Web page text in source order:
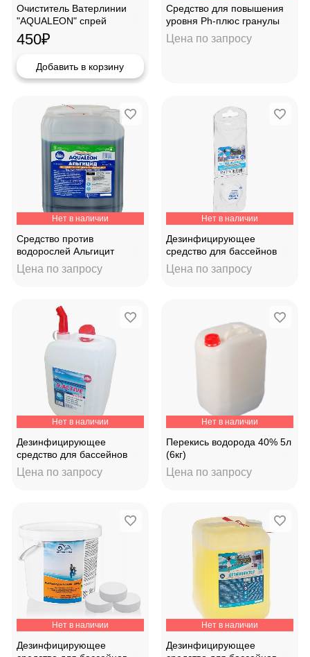
Очиститель Ватерлинии
"AQUALEON" спрей
(щелочной) 0,75кг
450₽
Добавить в корзину
Средство для повышения
уровня Ph-плюс гранулы
(ведро 1кг)
Цена по запросу
Нет в наличии
Средство против
водорослей Альгицит
непенящийся "Aqualeon"
10кг
Цена по запросу
Нет в наличии
Дезинфицирующее
средство для бассейнов
Хлор медленный 20гр
"Aqualeon", 4кг
Цена по запросу
Нет в наличии
Дезинфицирующее
средство для бассейнов
"O2 ACTIVE" 30л.
Цена по запросу
Нет в наличии
Перекись водорода 40% 5л
(6кг)
Цена по запросу
Нет в наличии
Дезинфицирующее
Нет в наличии
Дезинфицирующее